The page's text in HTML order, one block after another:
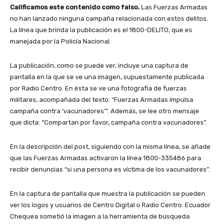
Calificamos este contenido como falso. Las Fuerzas Armadas
no han lanzado ninguna campaña relacionada con estos delitos.
La línea que brinda la publicación es el 1800-DELITO, que es
manejada por la Policía Nacional.
La publicación, como se puede ver, incluye una captura de
pantalla en la que se ve una imagen, supuestamente publicada
por Radio Centro. En ésta se ve una fotografía de fuerzas
militares, acompañada del texto: “Fuerzas Armadas impulsa
campaña contra ‘vacunadores’”. Además, se lee otro mensaje
que dicta: “Compartan por favor, campaña contra vacunadores”.
En la descripción del post, siguiendo con la misma línea, se añade
que las Fuerzas Armadas activaron la línea 1800-335486 para
recibir denuncias “si una persona es víctima de los vacunadores”.
En la captura de pantalla que muestra la publicación se pueden
ver los logos y usuarios de Centro Digital o Radio Centro. Ecuador
Chequea sometió la imagen a la herramienta de búsqueda